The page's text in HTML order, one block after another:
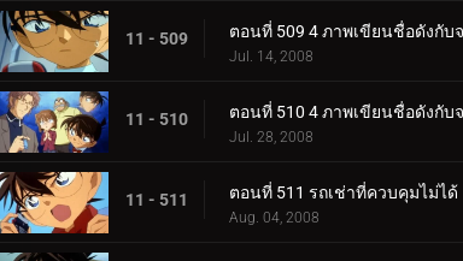
11 - 509 ตอนที่ 509 4 ภาพเขียนชื่อดังกับ
Jul. 14, 2008
11 - 510 ตอนที่ 510 4 ภาพเขียนชื่อดังกับ
Jul. 28, 2008
11 - 511 ตอนที่ 511 รถเช่าที่ควบคุมไม่ได้
Aug. 04, 2008